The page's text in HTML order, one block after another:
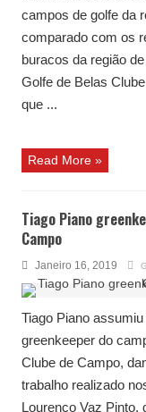
campos de golfe da
comparado com os
buracos da região
Golfe de Belas
que ...
Read More »
Tiago Piano
Campo
Janeiro 16, 2019
Tiago Piano
greenkeeper do
Clube de Campo,
trabalho realizado
Lourenço Vaz Pinto,